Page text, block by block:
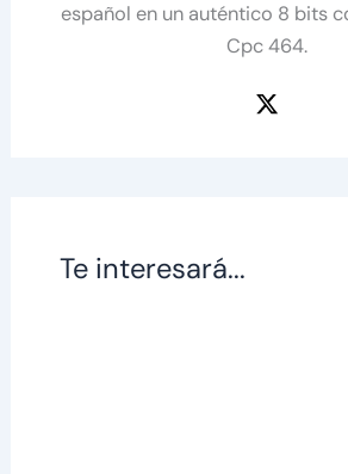
español en un auténtico 8 bits
Cpc 464.
Te interesará...